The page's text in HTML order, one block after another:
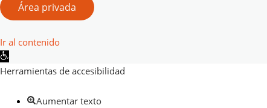
Área privada
Ir al contenido
Abrir barra de herramientas
Herramientas de accesibilidad
Aumentar texto